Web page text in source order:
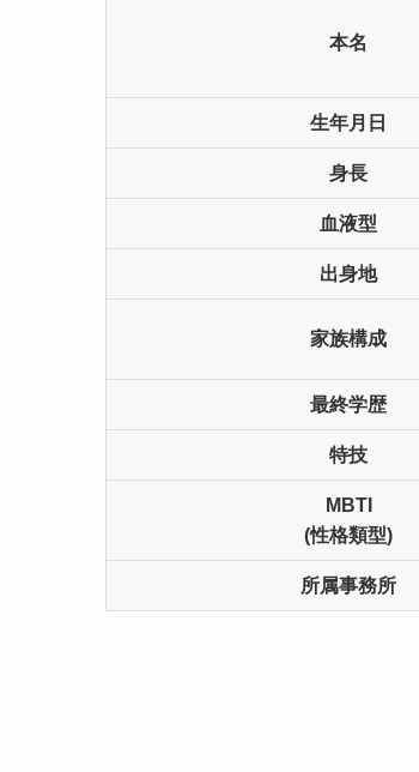
本名
生年月日
身長
血液型
出身地
家族構成
最終学歴
特技
MBTI
(性格類型)
所属事務所